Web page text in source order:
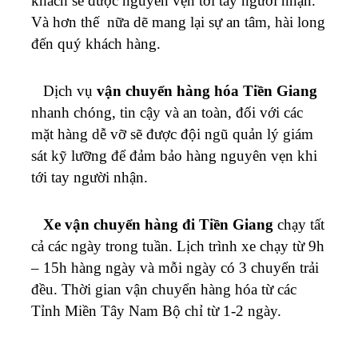
Và hơn thế nữa dẽ mang lại sự an tâm, hài long
đến quý khách hàng.
Dịch vụ vận chuyển hàng hóa Tiền Giang
nhanh chóng, tin cậy và an toàn, đối với các
mặt hàng dễ vỡ sẽ được đội ngũ quản lý giám
sát kỹ lưỡng để đảm bảo hàng nguyên vẹn khi
tới tay người nhận.
Xe vận chuyển hàng đi Tiền Giang chạy tất
cả các ngày trong tuần. Lịch trình xe chạy từ 9h
– 15h hàng ngày và mỗi ngày có 3 chuyển trải
đều. Thời gian vận chuyển hàng hóa từ các
Tỉnh Miền Tây Nam Bộ chỉ từ 1-2 ngày.